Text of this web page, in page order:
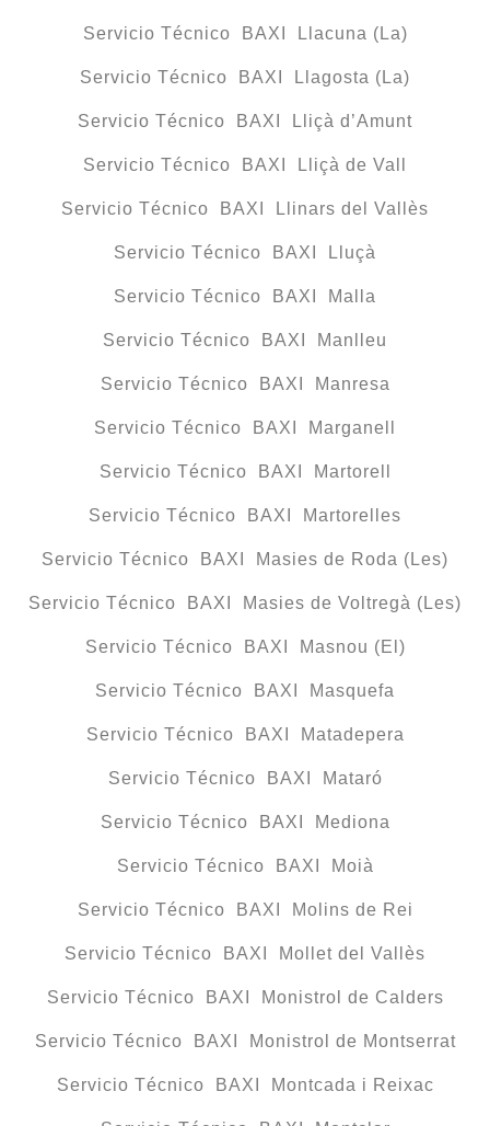
Servicio Técnico BAXI Llacuna (La)
Servicio Técnico BAXI Llagosta (La)
Servicio Técnico BAXI Lliçà d’Amunt
Servicio Técnico BAXI Lliçà de Vall
Servicio Técnico BAXI Llinars del Vallès
Servicio Técnico BAXI Lluçà
Servicio Técnico BAXI Malla
Servicio Técnico BAXI Manlleu
Servicio Técnico BAXI Manresa
Servicio Técnico BAXI Marganell
Servicio Técnico BAXI Martorell
Servicio Técnico BAXI Martorelles
Servicio Técnico BAXI Masies de Roda (Les)
Servicio Técnico BAXI Masies de Voltregà (Les)
Servicio Técnico BAXI Masnou (El)
Servicio Técnico BAXI Masquefa
Servicio Técnico BAXI Matadepera
Servicio Técnico BAXI Mataró
Servicio Técnico BAXI Mediona
Servicio Técnico BAXI Moià
Servicio Técnico BAXI Molins de Rei
Servicio Técnico BAXI Mollet del Vallès
Servicio Técnico BAXI Monistrol de Calders
Servicio Técnico BAXI Monistrol de Montserrat
Servicio Técnico BAXI Montcada i Reixac